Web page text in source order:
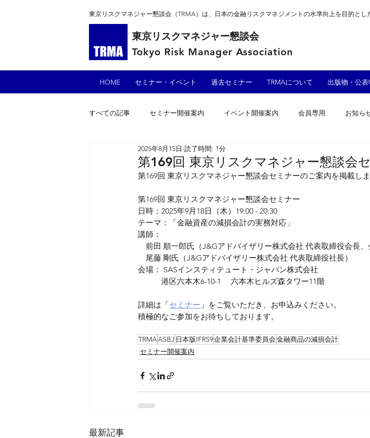
東京リスクマネジャー懇談会（TRMA）は、日本の金融リスクマネジメントの水準向上を目的と
東京リスクマネジャー懇談会
Tokyo Risk Manager Association
HOME セミナー・イベント 過去セミナー TRMAについて 出版物・公表
すべての記事 セミナー開催案内 イベント開催案内 会員専用 お知ら
第169回 東京リスクマネジャー懇談会
2025年8月15日 読了時間: 1分
第169回 東京リスクマネジャー懇談会セミナーのご案内を掲載しま
第169回 東京リスクマネジャー懇談会セミナー
日時： 2025年9月18日（木） 19:00 - 20:30
テーマ：「金融資産の減損会計の実務対応 」
講師：
前田 順一郎氏（J&Gアドバイザリー株式会社 代表取締役会長、
尾藤 剛氏（J&Gアドバイザリー株式会社 代表取締役社長）
会場： SASインスティテュート・ジャパン株式会社
            港区六本木6-10-1　 六本木ヒルズ森タワー11階
詳細は「セミナー 」をご覧いただき、お申込みください。
積極的なご参加をお待ちしております。
TRMAASBJ 日本版IFRS9企業会計基準委員会金融商品の減損会計
セミナー開催案内
最新記事